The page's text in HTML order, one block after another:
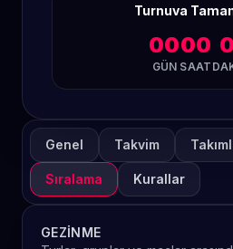
Turnuva
00
GÜN
00
SAAT
Genel Takvim
Sıralama Kurallar
GEZINME